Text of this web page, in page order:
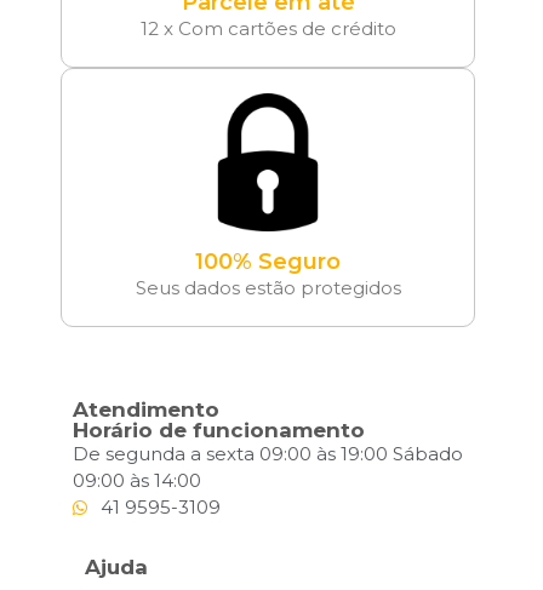
12 x Com cartões de crédito
100% Seguro
Seus dados estão protegidos
Atendimento
Horário de funcionamento
De segunda a sexta 09:00 às 19:00 Sábado
09:00 às 14:00
41 9595-3109
Ajuda